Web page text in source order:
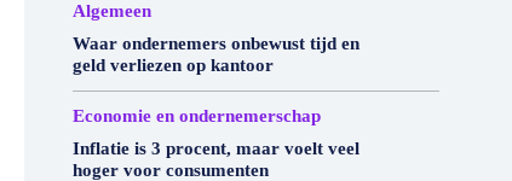
Algemeen
Waar ondernemers onbewust tijd en
geld verliezen op kantoor
Economie en ondernemerschap
Inflatie is 3 procent, maar voelt veel
hoger voor consumenten